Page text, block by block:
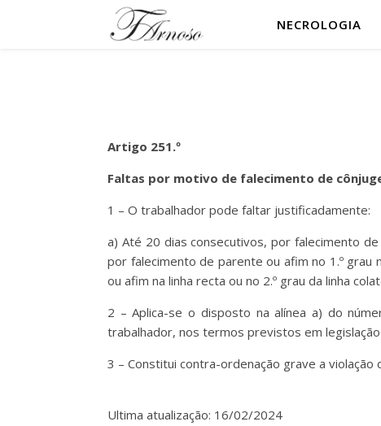
NECROLOGIA
Artigo 251.º
Faltas por motivo de falecimento de
1 – O trabalhador pode faltar justificadamente:
a) Até 20 dias consecutivos, por falecimento
por falecimento de parente ou afim no 1.º grau
ou afim na linha recta ou no 2.º grau da linha
2 – Aplica-se o disposto na alínea a) do
trabalhador, nos termos previstos em
3 – Constitui contra-ordenação grave a
Ultima atualização: 16/02/2024